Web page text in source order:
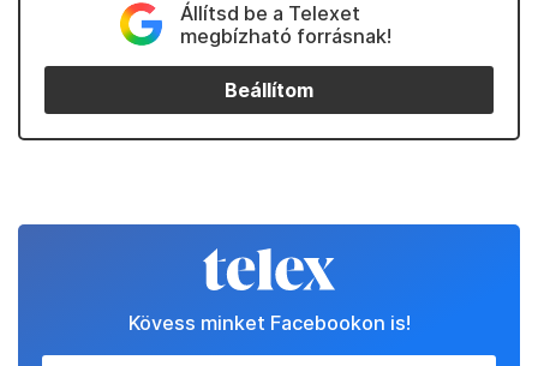
Állítsd be a Telexet
megbízható forrásnak!
Beállítom
Kövess minket Facebookon is!